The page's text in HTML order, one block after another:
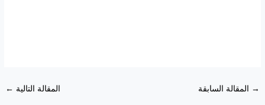
→ المقالة السابقة المقالة التالية ←